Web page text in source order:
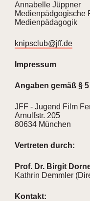
Annabelle Jüppner
Medienpädgogische
Medienpädagogik
knipsclub@jff.de
Impressum
Angaben gemäß §
JFF - Jugend Film
Arnulfstr. 205
80634 München
Vertreten durch:
Prof. Dr. Birgit
Kathrin Demmler
Kontakt: